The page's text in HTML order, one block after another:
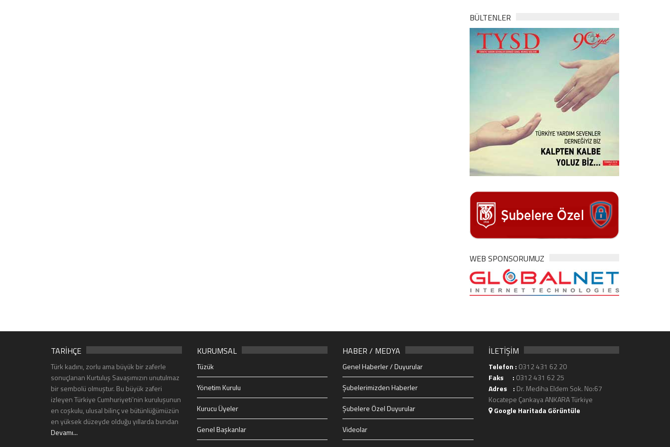
BÜLTENLER
WEB SPONSORUMUZ
TARİHÇE
Türk kadını, zorlu ama büyük bir zaferle
sonuçlanan Kurtuluş Savaşımızın unutulmaz
bir sembolü olmuştur. Bu büyük zaferi
izleyen Türkiye Cumhuriyeti’nin kuruluşunun
en coşkulu, ulusal bilinç ve bütünlüğümüzün
en yüksek düzeyde olduğu yıllarda bundan
Devamı...
KURUMSAL
Tüzük
Yönetim Kurulu
Kurucu Üyeler
Genel Başkanlar
HABER / MEDYA
Genel Haberler / Duyurular
Şubelerimizden Haberler
Şubelere Özel Duyurular
Videolar
İLETİŞİM
Telefon : 0312 431 62 20
Faks : 0312 431 62 25
Adres : Dr. Mediha Eldem Sok. No:67
Kocatepe Çankaya ANKARA Türkiye
Google Haritada Görüntüle